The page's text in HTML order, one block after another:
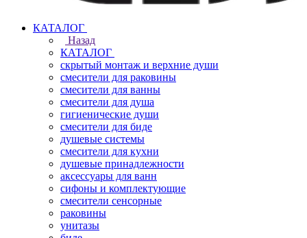
КАТАЛОГ
Назад
КАТАЛОГ
скрытый монтаж и верхние души
смесители для раковины
смесители для ванны
смесители для душа
гигиенические души
смесители для биде
душевые системы
смесители для кухни
душевые принадлежности
аксессуары для ванн
сифоны и комплектующие
смесители сенсорные
раковины
унитазы